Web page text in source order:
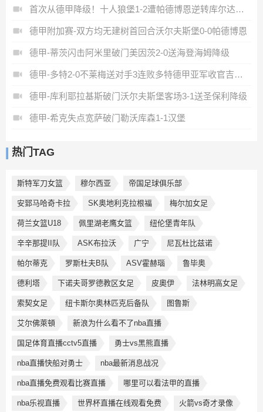
首次从德甲降级！十人狼堡1-2遭帕德博恩逆转库尔达加时赛制胜
德甲附加赛-双方均无建树首回合沃尔夫斯堡0-0帕德博恩
德甲-蒂茨闪击阿米里破门美因茨2-0送海登海姆降级
德甲-多特2-0不莱梅送对手3连败多特德甲亚军收官吉拉西破门
德甲-库利耶拉基斯破门沃尔夫斯堡客场3-1送圣保利降级
德甲-希克失点宽萨破门勒沃库森1-1汉堡
热门TAG
斯特军刀女篮 穆尔西亚 帝国足球俱乐部
安郅马哈奇卡拉 SK奥地利克拉根福 梅尔加女足
荷兰女篮U18 佩里湖老鹰女篮 纽伦堡青年队
辛辛那提II队 ASK布拉沃 广宁 尼瓦杜比兹诺
帕尔蒂克 罗斯杜夫B队 ASV霍赫瑙 鲁毕奥
德利塔 下诺夫哥罗德教区女足 皮奧伊 法林明高女足
索契女足 纽卡斯尔奥林匹克后备队 图鲁斯
艾尔佛萊頓 新浪为什么看不了nba直播
国足体育直播cctv5直播 勇士vs黑熊直播
nba直播快船对勇士 nba最新消息战况
nba直播免费观看比赛直播 哪里可以看法甲的直播
nba乐视直播 世界杯直播在线观看免费 火箭vs奇才录像